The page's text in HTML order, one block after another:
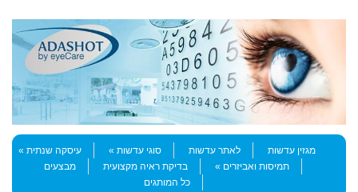
Menu
Skip to content
מגזין עדשות
לאתר עדשות סוגי עדשות
עיסקה שנתית
תמיסות ואביזרים
בדיקת ראיה מקצועית
מבצעים
כל המותגים